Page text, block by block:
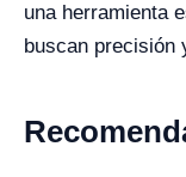
una herramienta
buscan precisión